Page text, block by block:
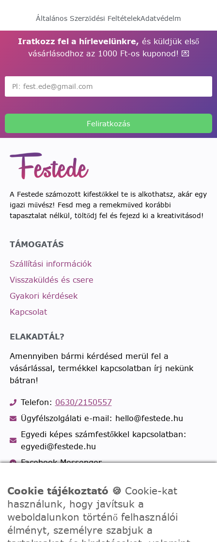
Általános Szerződési FeltételekAdatvédelm
Iratkozz fel a hírlevelünkre, és küldjük első
vásárlásodhoz az 1000 Ft-os kuponod! 💌
Feliratkozás
A Festede számozott kifestőkkel te is alkothatsz, akár egy
igazi művész! Fesd meg a remekműved korábbi
tapasztalat nélkül, töltődj fel és fejezd ki a kreativitásod!
TÁMOGATÁS
Szállítási információk
Visszaküldés és csere
Gyakori kérdések
Kapcsolat
ELAKADTÁL?
Amennyiben bármi kérdésed merül fel a
vásárlással, termékkel kapcsolatban írj nekünk
bátran!
Telefon: 0630/2150557
Ügyfélszolgálati e-mail: hello@festede.hu
Egyedi képes számfestőkkel kapcsolatban:
egyedi@festede.hu
Facebook Messenger
Cookie tájékoztató 🍪 Cookie-kat
használunk, hogy javítsuk a
weboldalunkon történő felhasználói
élményt, személyre szabjuk a